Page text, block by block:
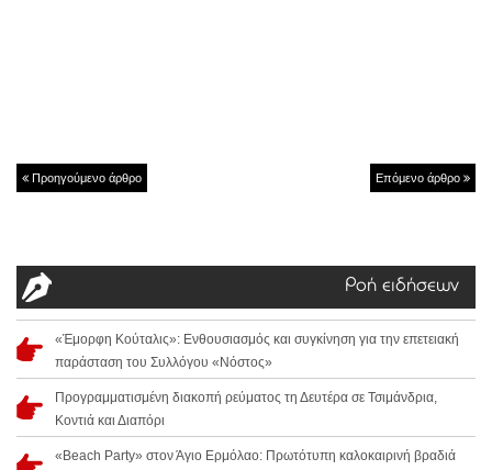
Προηγούμενο άρθρο Επόμενο άρθρο
Ροή ειδήσεων
«Έμορφη Κούταλις»: Ενθουσιασμός και συγκίνηση για την επετειακή
παράσταση του Συλλόγου «Νόστος»
Προγραμματισμένη διακοπή ρεύματος τη Δευτέρα σε Τσιμάνδρια,
Κοντιά και Διαπόρι
«Beach Party» στον Άγιο Ερμόλαο: Πρωτότυπη καλοκαιρινή βραδιά